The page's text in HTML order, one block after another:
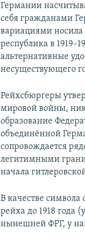
Германии
себя гражданами
вариациями носила
республика в
альтернативные
несуществующего
Рейхсбюргеры
мировой войны,
образование
объединённой
сопровождается
легитимными
начала
В качестве
рейха до 1918 года
нынешней ФРГ, у